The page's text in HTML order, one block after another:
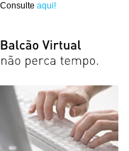
Consulte aqui!